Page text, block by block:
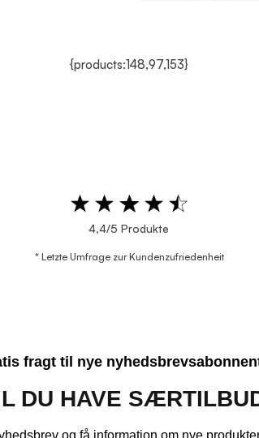
{products:148,97,153}
4,4/5 Produkte
* Letzte Umfrage zur Kundenzufriedenheit
fragt til nye
DU HAVE